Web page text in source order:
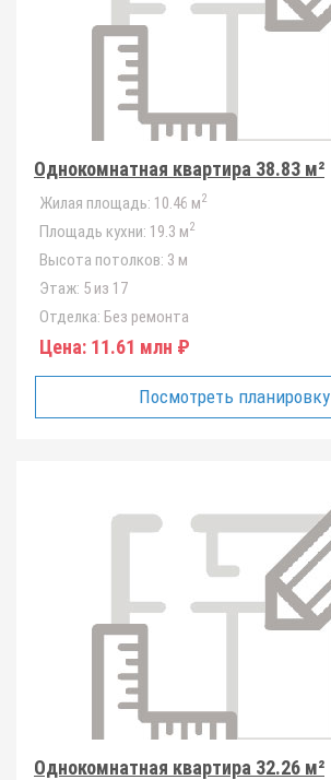
Однокомнатная квартира 38.83 м²
Жилая площадь: 10.46 м2
Площадь кухни: 19.3 м2
Высота потолков: 3 м
Этаж: 5 из 17
Отделка: Без ремонта
Цена: 11.61 млн ₽
Посмотреть планировку
Однокомнатная квартира 32.26 м²